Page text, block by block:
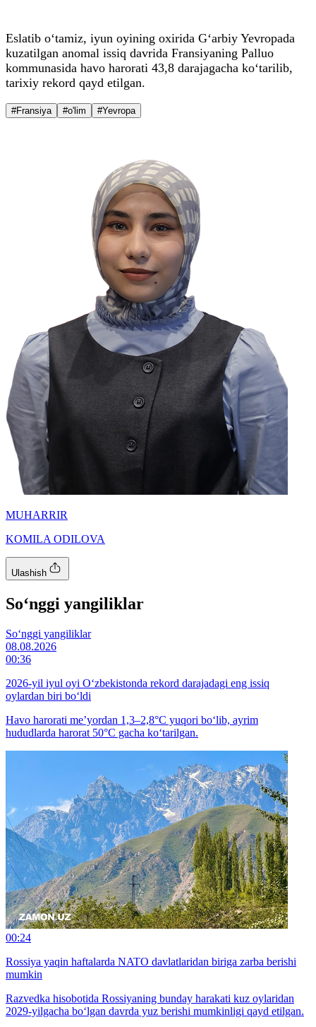
Eslatib o‘tamiz, iyun oyining oxirida G‘arbiy Yevropada
kuzatilgan anomal issiq davrida Fransiyaning Palluo
kommunasida havo harorati 43,8 darajagacha ko‘tarilib,
tarixiy rekord qayd etilgan.
#Fransiya #o'lim #Yevropa
MUHARRIR
KOMILA ODILOVA
Ulashish
So‘nggi yangiliklar
So‘nggi yangiliklar
08.08.2026
00:36
2026-yil iyul oyi O‘zbekistonda rekord darajadagi eng issiq
oylardan biri bo‘ldi
Havo harorati me’yordan 1,3–2,8°C yuqori bo‘lib, ayrim
hududlarda harorat 50°C gacha ko‘tarilgan.
00:24
Rossiya yaqin haftalarda NATO davlatlaridan biriga zarba berishi
mumkin
Razvedka hisobotida Rossiyaning bunday harakati kuz oylaridan
2029-yilgacha bo‘lgan davrda yuz berishi mumkinligi qayd etilgan.